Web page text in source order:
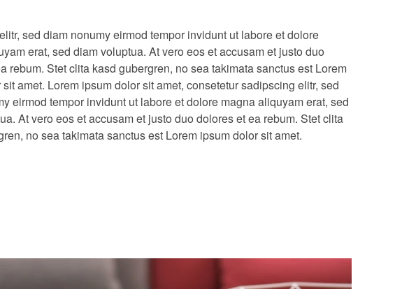
no sea takimata sanctus est Lorem ipsum dolor sit amet.